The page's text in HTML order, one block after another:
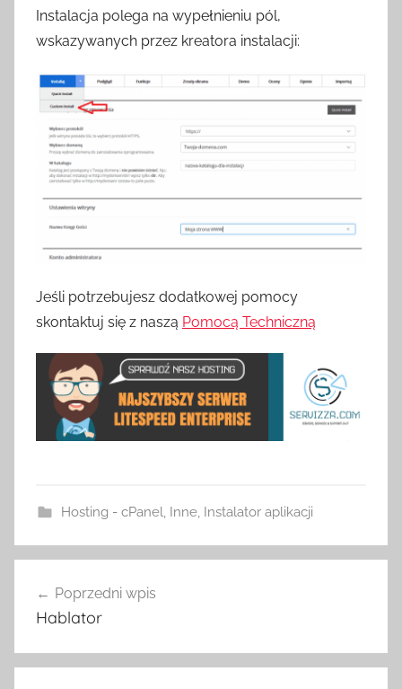
Instalacja polega na wypełnieniu pól,
wskazywanych przez kreatora instalacji:
Jeśli potrzebujesz dodatkowej pomocy
skontaktuj się z naszą Pomocą Techniczną
Hosting - cPanel, Inne, Instalator aplikacji
wpisu
Poprzedni wpis
Hablator